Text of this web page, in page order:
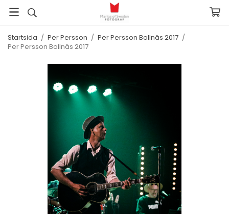
Startsida / Per Persson / Per Persson Bollnäs 2017 /
Per Persson Bollnäs 2017